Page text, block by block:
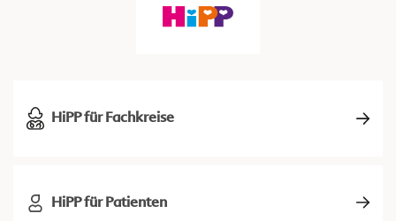
HiPP für Fachkreise
HiPP für Patienten